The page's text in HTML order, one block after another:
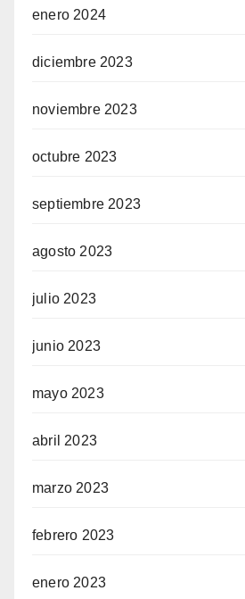
enero 2024
diciembre 2023
noviembre 2023
octubre 2023
septiembre 2023
agosto 2023
julio 2023
junio 2023
mayo 2023
abril 2023
marzo 2023
febrero 2023
enero 2023